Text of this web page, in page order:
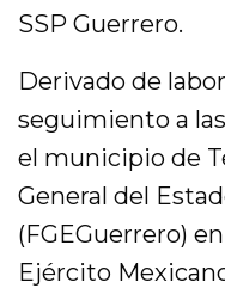
SSP Guerrero.
Derivado de
seguimiento a
el municipio de
General del
(FGEGuerrero)
Ejército